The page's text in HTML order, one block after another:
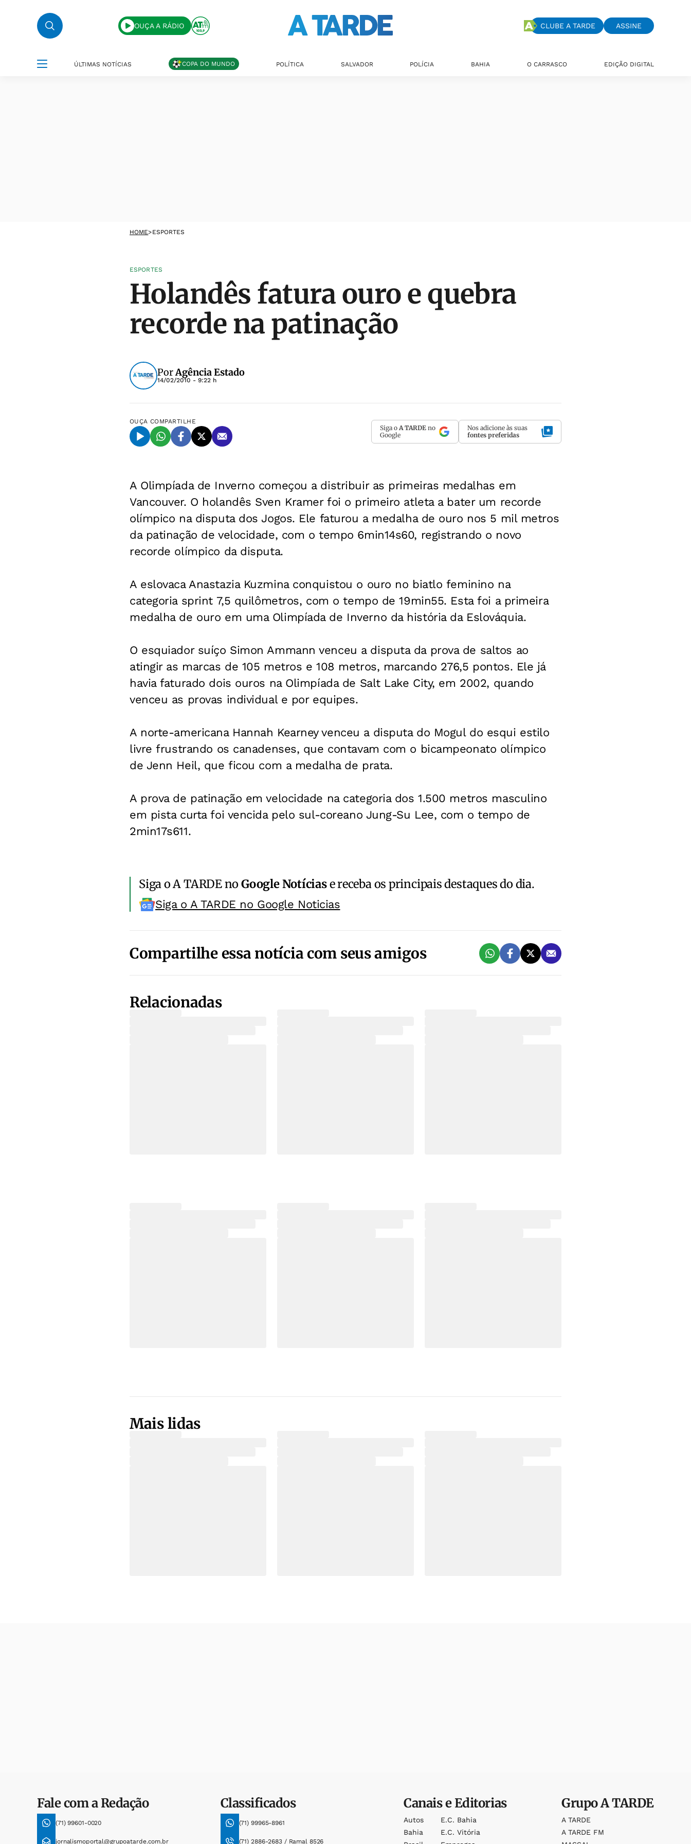
OUÇA A RÁDIO CLUBE A TARDE ASSINE
ÚLTIMAS NOTÍCIAS COPA DO MUNDO POLÍTICA SALVADOR POLÍCIA BAHIA O CARRASCO EDIÇÃO DIGITAL
HOME>ESPORTES
ESPORTES
Holandês fatura ouro e quebra
recorde na patinação
PorAgência Estado
14/02/2010 - 9:22 h
OUÇA COMPARTILHE
Siga o A TARDE no
Google
Nos adicione às suas
fontes preferidas
A Olimpíada de Inverno começou a distribuir as primeiras medalhas em
Vancouver. O holandês Sven Kramer foi o primeiro atleta a bater um recorde
olímpico na disputa dos Jogos. Ele faturou a medalha de ouro nos 5 mil metros
da patinação de velocidade, com o tempo 6min14s60, registrando o novo
recorde olímpico da disputa.
A eslovaca Anastazia Kuzmina conquistou o ouro no biatlo feminino na
categoria sprint 7,5 quilômetros, com o tempo de 19min55. Esta foi a primeira
medalha de ouro em uma Olimpíada de Inverno da história da Eslováquia.
O esquiador suíço Simon Ammann venceu a disputa da prova de saltos ao
atingir as marcas de 105 metros e 108 metros, marcando 276,5 pontos. Ele já
havia faturado dois ouros na Olimpíada de Salt Lake City, em 2002, quando
venceu as provas individual e por equipes.
A norte-americana Hannah Kearney venceu a disputa do Mogul do esqui estilo
livre frustrando os canadenses, que contavam com o bicampeonato olímpico
de Jenn Heil, que ficou com a medalha de prata.
A prova de patinação em velocidade na categoria dos 1.500 metros masculino
em pista curta foi vencida pelo sul-coreano Jung-Su Lee, com o tempo de
2min17s611.
Siga o A TARDE noGoogle Notíciase receba os principais destaques do dia.
Siga o A TARDE no Google Noticias
Compartilhe essa notícia com seus amigos
Relacionadas
Mais lidas
Fale com a Redação
(71) 99601-0020
jornalismoportal@grupoatarde.com.br
Classificados
(71) 99965-8961
(71) 2886-2683 / Ramal 8526
Canais e Editorias
Autos
Bahia
E.c. Bahia
E.c. Vitória
GrupoA TARDE
A TARDE
A TARDE FM